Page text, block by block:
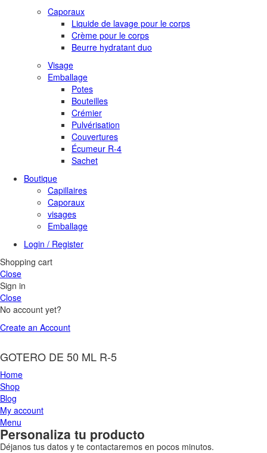
Caporaux
Liquide de lavage pour le corps
Crème pour le corps
Beurre hydratant duo
Visage
Emballage
Potes
Bouteilles
Crémier
Pulvérisation
Couvertures
Écumeur R-4
Sachet
Boutique
Capillaires
Caporaux
visages
Emballage
Login / Register
Shopping cart
Close
Sign in
Close
No account yet?
Create an Account
GOTERO DE 50 ML R-5
Home
Shop
Blog
My account
Menu
Personaliza tu producto
Déjanos tus datos y te contactaremos en pocos minutos.